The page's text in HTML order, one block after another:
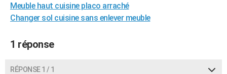
BONS PLANS
Carte de Noël
Carte Bonne année
Carte Saint-Valentin
Carte Pâques
Carte d'anniversaire
DICTIONNAIRE
Dictionnaire
Biographies
Citations
Expressions
Proverbes
PROGRAMME TV
Meuble haut cuisine placo arraché
Changer sol cuisine sans enlever meuble
1 réponse
RÉPONSE 1 / 1